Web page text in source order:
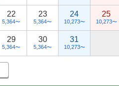
22
5,364〜
23
5,364〜
24
10,273〜
25
10,273〜
29
5,364〜
30
5,364〜
31
10,273〜